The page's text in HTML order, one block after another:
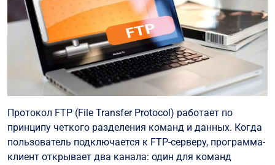
Протокол FTP (File Transfer Protocol) работает по
принципу четкого разделения команд и данных. Когда
пользователь подключается к FTP-серверу, программа-
клиент открывает два канала: один для команд